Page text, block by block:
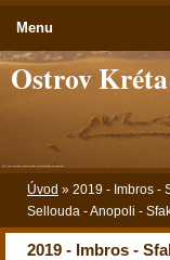
Ostrov
Úvod » 2019 - Imbros -
Sellouda - Anopoli -
2019 - Imbros -
Menu